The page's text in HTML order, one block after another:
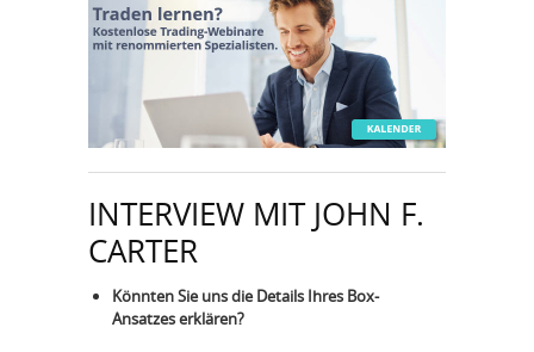
INTERVIEW MIT JOHN F.
CARTER
Könnten Sie uns die Details Ihres Box-
Ansatzes erklären?